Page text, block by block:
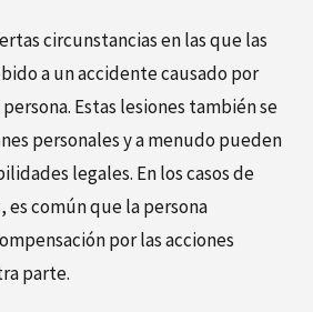
circunstancias en las que las
a un accidente causado por
Estas lesiones también se
personales y a menudo pueden
legales. En los casos de
es común que la persona
por las acciones
parte.